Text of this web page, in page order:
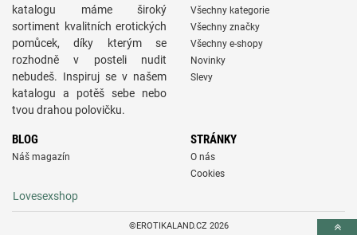
katalogu máme široký
sortiment kvalitních erotických
pomůcek, díky kterým se
rozhodně v posteli nudit
nebudeš. Inspiruj se v našem
katalogu a potěš sebe nebo
tvou drahou polovičku.
Všechny kategorie
Všechny značky
Všechny e-shopy
Novinky
Slevy
BLOG
Náš magazín
STRÁNKY
O nás
Cookies
Lovesexshop
©EROTIKALAND.CZ 2026